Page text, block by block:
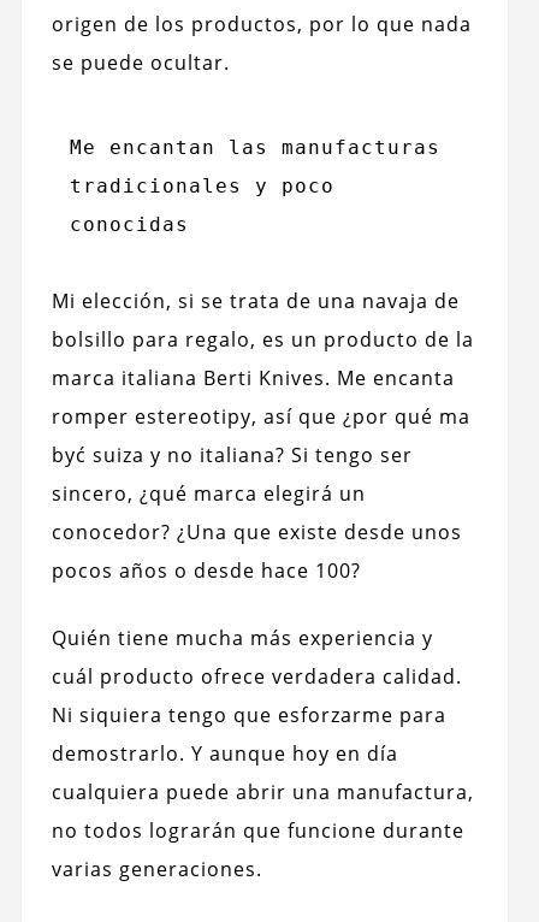
origen de los productos, por lo que nada
se puede ocultar.
Me encantan las manufacturas
tradicionales y poco
conocidas
Mi elección, si se trata de una navaja de
bolsillo para regalo, es un producto de la
marca italiana Berti Knives. Me encanta
romper estereotipy, así que ¿por qué ma
być suiza y no italiana? Si tengo ser
sincero, ¿qué marca elegirá un
conocedor? ¿Una que existe desde unos
pocos años o desde hace 100?
Quién tiene mucha más experiencia y
cuál producto ofrece verdadera calidad.
Ni siquiera tengo que esforzarme para
demostrarlo. Y aunque hoy en día
cualquiera puede abrir una manufactura,
no todos lograrán que funcione durante
varias generaciones.